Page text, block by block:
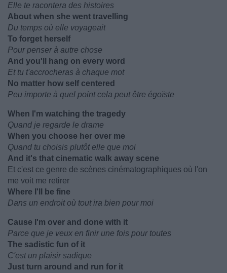
Elle te racontera des histoires
About when she went travelling
Du temps où elle voyageait
To forget herself
Pour penser à autre chose
And you'll hang on every word
Et tu t'accrocheras à chaque mot
No matter how self centered
Peu importe à quel point cela peut être égoïste
When I'm watching the tragedy
Quand je regarde le drame
When you choose her over me
Quand tu choisis plutôt elle que moi
And it's that cinematic walk away scene
Et c'est ce genre de scènes cinématographiques où l'on
me voit me retirer
Where I'll be fine
Dans un endroit où tout ira bien pour moi
Cause I'm over and done with it
Parce que je veux en finir une fois pour toutes
The sadistic fun of it
C'est un plaisir sadique
Just turn around and run for it